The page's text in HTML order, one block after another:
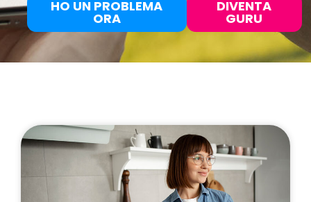
HO UN PROBLEMA
ORA
DIVENTA
GURU